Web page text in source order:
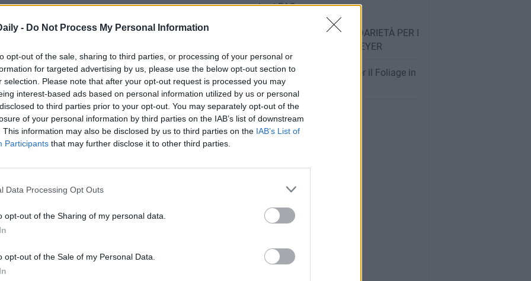
- Do Not Process My Personal Information
opt-out of the sale, sharing to third parties, or processing of your personal or
for targeted advertising by us, please use the below opt-out section to
selection. Please note that after your opt-out request is processed you may
interest-based ads based on personal information utilized by us or personal
to third parties prior to your opt-out. You may separately opt-out of the
of your personal information by third parties on the IAB’s list of downstream
This information may also be disclosed by us to third parties on the IAB’s List of
Participants that may further disclose it to other third parties.
Data Processing Opt Outs
opt-out of the Sharing of my personal data.
opt-out of the Sale of my Personal Data.
somma giocata – e paventatagli
– l’uomo dapprima si allontanava
ormai il locale era chiuso,
esterne dell’esercizio e, una volta
e altre suppellettili,
numerose ferite alle mani e alle
Radiomobile della Compagnia
e lo arrestavano nella flagranza
stato associato alla Casa
dell’Autorità Giudiziaria pisana.
di innocenza, l’eventuale
sarà vagliata, nel corso del
grazie ai PAC
BISTROT BUONIAMICI, SOLIDARIETÀ PER I
BAMBINI DELL’OSPEDALE MEYER
I 7 Luoghi Più Spettacolari per il Foliage in
Toscana: La Guida Completa